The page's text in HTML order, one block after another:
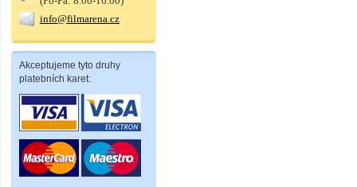
info@filmarena.cz
Akceptujeme tyto druhy
platebních karet: